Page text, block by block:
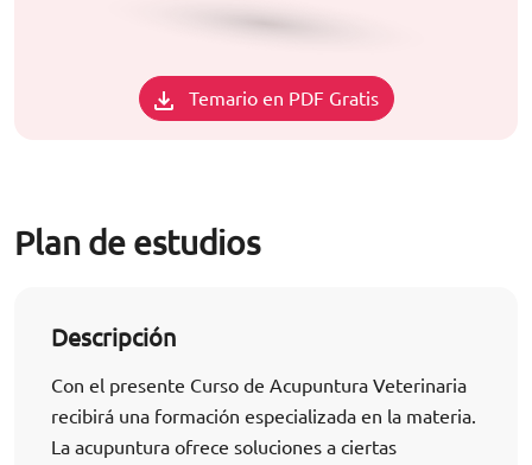
Temario en PDF Gratis
Plan de estudios
Descripción
Con el presente Curso de Acupuntura Veterinaria
recibirá una formación especializada en la materia.
La acupuntura ofrece soluciones a ciertas